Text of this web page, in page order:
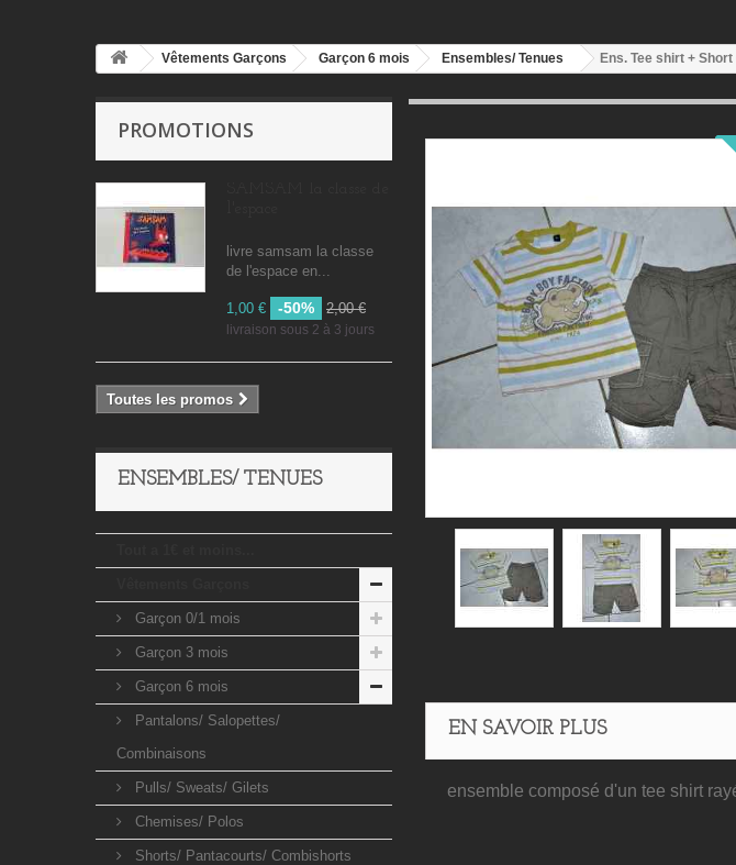
Vêtements Garçons Garçon 6 mois Ensembles/ Tenues Ens. Tee shirt +
PROMOTIONS
livre samsam la classe
de l'espace en...
1,00 € -50% 2,00 €
livraison sous 2 à 3 jours
Toutes les promos
ENSEMBLES/ TENUES
Garçon 0/1 mois
Garçon 3 mois
Garçon 6 mois
Pantalons/ Salopettes/
Combinaisons
Pulls/ Sweats/ Gilets
Chemises/ Polos
Shorts/ Pantacourts/ Combishorts
EN SAVOIR PLUS
ensemble composé d'un tee shirt